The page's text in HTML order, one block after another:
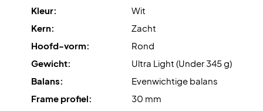
Ronde vormcreëert een royaal sweetspot en uitstekende
controle – ideaal voor jonge spelers die hun techniek aan
Kleur:
Wit
Kern:
Zacht
Hoofd-vorm:
Rond
Gewicht:
Ultra Light (Under 345 g)
Balans:
Evenwichtige balans
Frame profiel:
30 mm